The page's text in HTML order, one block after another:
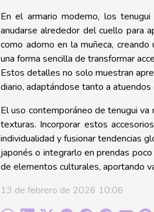
En el armario moderno, los
anudarse alrededor del cuello para
como adorno en la muñeca,
una forma sencilla de transformar
Estos detalles no solo muestran
diario, adaptándose tanto a
El uso contemporáneo de tenugui
texturas. Incorporar estos
individualidad y fusionar tendencias
japonés o integrarlo en prendas
de elementos culturales, aportando
13 de febrero de 2026 10:06